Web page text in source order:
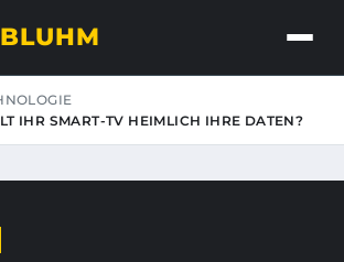
IHR SMART-TV HEIMLICH IHRE DATEN?